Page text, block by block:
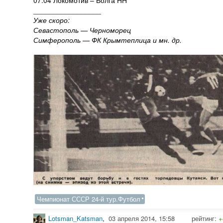
Уже скоро:
Севастополь — Черноморец
Симферополь — ФК Крымтеплица и мн. др.
Чемпионат СССР 24-й тур.Футбол
Lotsman_Katsman, 03 апреля 2014, 15:58 рейтинг: